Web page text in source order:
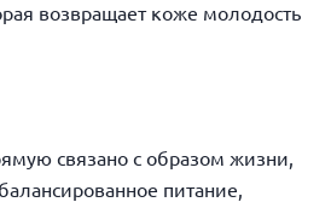
возвращает коже молодость
связано с образом жизни,
питание,